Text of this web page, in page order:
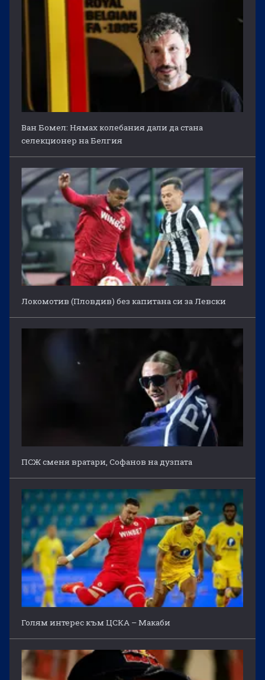
Ван Бомел: Нямах колебания дали да стана
селекционер на Белгия
Локомотив (Пловдив) без капитана си за Левски
ПСЖ сменя вратари, Софанов на дузпата
Голям интерес към ЦСКА – Макаби